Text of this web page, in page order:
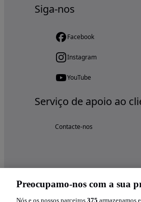
Siga-nos
Facebook
Instagram
YouTube
Serviço de apoio ao
Contacte-nos
Preocupamo-nos com a sua
Nós e os nossos parceiros 375 armazenamos